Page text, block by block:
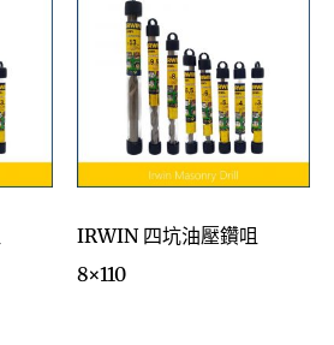
IRWIN 四坑油壓鑽咀
8×110